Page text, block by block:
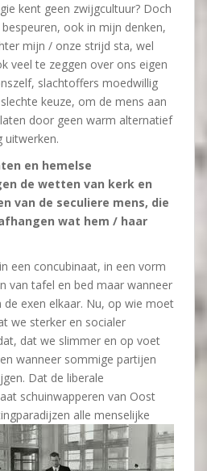
kent geen zwijgcultuur? Doch
ook in mijn denken,
mijn / onze strijd sta, wel
veel te zeggen over ons eigen
slachtoffers moedwillig
keuze, om de mens aan
door geen warm alternatief
uitwerken.
en hemelse
de wetten van kerk en
van de seculiere mens, die
wat hem / haar
een concubinaat, in een vorm
van tafel en bed maar wanneer
exen elkaar. Nu, op wie moet
we sterker en socialer
dat we slimmer en op voet
wanneer sommige partijen
Dat de liberale
schuinwapperen van Oost
alle menselijke